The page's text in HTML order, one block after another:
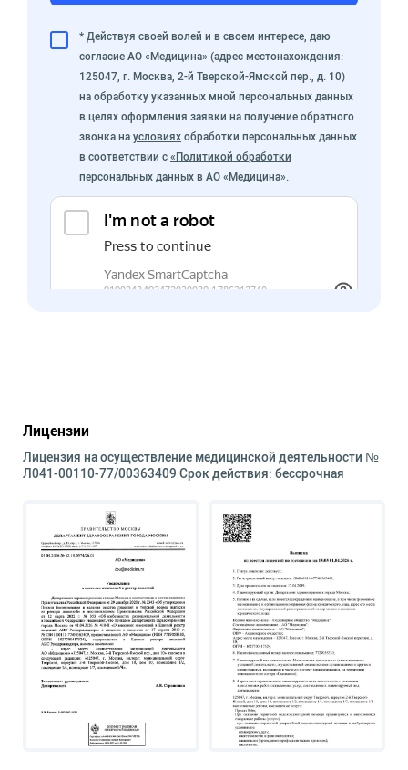
* Действуя своей волей и в своем интересе, даю
согласие АО «Медицина» (адрес местонахождения:
125047, г. Москва, 2-й Тверской-Ямской пер., д. 10)
на обработку указанных мной персональных данных
в целях оформления заявки на получение обратного
звонка на условиях обработки персональных данных
в соответствии с «Политикой обработки
персональных данных в АО «Медицина».
Лицензии
Лицензия на осуществление медицинской деятельности №
Л041-00110-77/00363409 Срок действия: бессрочная